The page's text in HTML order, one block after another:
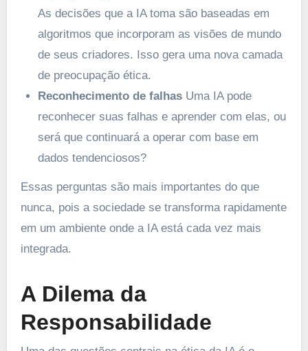
As decisões que a IA toma são baseadas em
algoritmos que incorporam as visões de mundo
de seus criadores. Isso gera uma nova camada
de preocupação ética.
Reconhecimento de falhas Uma IA pode
reconhecer suas falhas e aprender com elas, ou
será que continuará a operar com base em
dados tendenciosos?
Essas perguntas são mais importantes do que
nunca, pois a sociedade se transforma rapidamente
em um ambiente onde a IA está cada vez mais
integrada.
A Dilema da
Responsabilidade